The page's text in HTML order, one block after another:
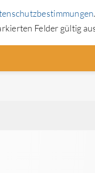
.
Felder gültig